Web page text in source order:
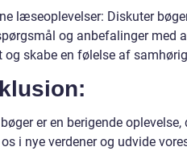
læseoplevelser: Diskuter
og anbefalinger med
skabe en følelse af
er en berigende
i nye verdener og udvide